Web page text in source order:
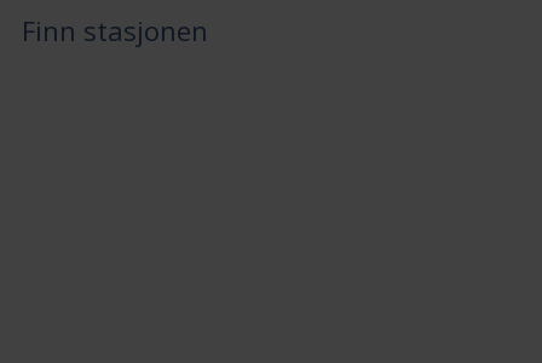
Finn stasjonen